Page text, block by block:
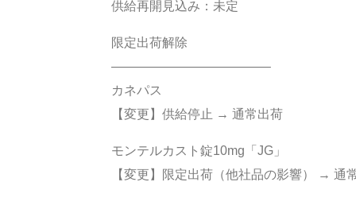
供給再開見込み：未定
限定出荷解除
————————————–
カネパス
【変更】供給停止 → 通常出荷
モンテルカスト錠10mg「JG」
【変更】限定出荷（他社品の影響） → 通